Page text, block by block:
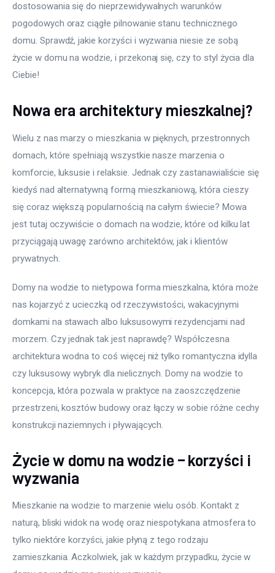
dostosowania się do nieprzewidywalnych warunków
pogodowych oraz ciągłe pilnowanie stanu technicznego
domu. Sprawdź, jakie korzyści i wyzwania niesie ze sobą
życie w domu na wodzie, i przekonaj się, czy to styl życia dla
Ciebie!
Nowa era architektury mieszkalnej?
Wielu z nas marzy o mieszkania w pięknych, przestronnych
domach, które spełniają wszystkie nasze marzenia o
komforcie, luksusie i relaksie. Jednak czy zastanawialiście się
kiedyś nad alternatywną formą mieszkaniową, która cieszy
się coraz większą popularnością na całym świecie? Mowa
jest tutaj oczywiście o domach na wodzie, które od kilku lat
przyciągają uwagę zarówno architektów, jak i klientów
prywatnych.
Domy na wodzie to nietypowa forma mieszkalna, która może
nas kojarzyć z ucieczką od rzeczywistości, wakacyjnymi
domkami na stawach albo luksusowymi rezydencjami nad
morzem. Czy jednak tak jest naprawdę? Współczesna
architektura wodna to coś więcej niż tylko romantyczna idylla
czy luksusowy wybryk dla nielicznych. Domy na wodzie to
koncepcja, która pozwala w praktyce na zaoszczędzenie
przestrzeni, kosztów budowy oraz łączy w sobie różne cechy
konstrukcji naziemnych i pływających.
Życie w domu na wodzie – korzyści i
wyzwania
Mieszkanie na wodzie to marzenie wielu osób. Kontakt z
naturą, bliski widok na wodę oraz niespotykana atmosfera to
tylko niektóre korzyści, jakie płyną z tego rodzaju
zamieszkania. Aczkolwiek, jak w każdym przypadku, życie w